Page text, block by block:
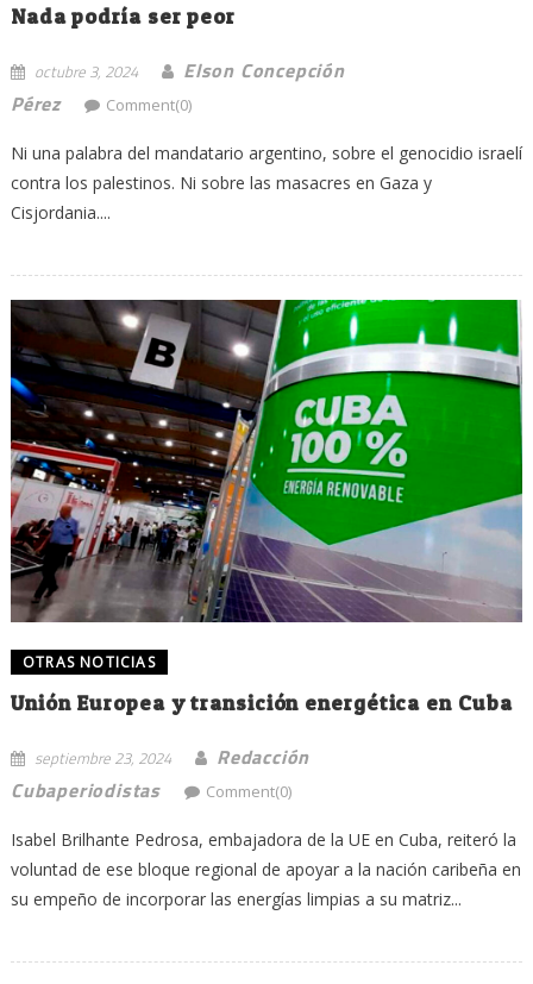
Nada podría ser peor
octubre 3, 2024
Elson Concepción
Pérez
Comment(0)
Ni una palabra del mandatario argentino, sobre el genocidio israelí
contra los palestinos. Ni sobre las masacres en Gaza y
Cisjordania....
OTRAS NOTICIAS
Unión Europea y transición energética en Cuba
septiembre 23, 2024
Redacción
Cubaperiodistas
Comment(0)
Isabel Brilhante Pedrosa, embajadora de la UE en Cuba, reiteró la
voluntad de ese bloque regional de apoyar a la nación caribeña en
su empeño de incorporar las energías limpias a su matriz...